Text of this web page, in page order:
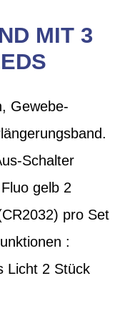
MIT 3
Gewebe-
Schalter
gelb 2
pro Set
:
Licht 2 Stück